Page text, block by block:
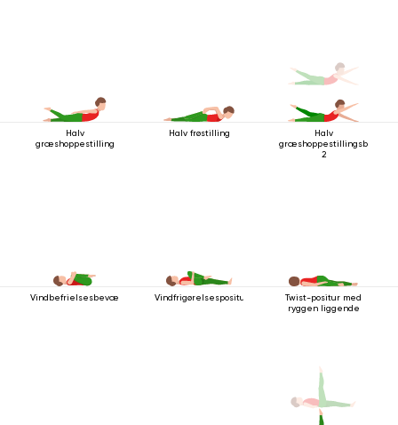
Halv
græshoppestilling
Halv frøstilling
Halv
2
Vindbefrielsesbevægelsen Vindfrigørelsespositur
Twist-positur med
ryggen liggende